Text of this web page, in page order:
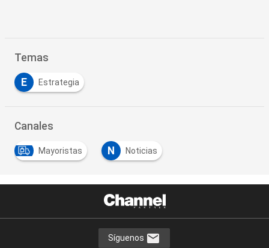
Temas
E Estrategia
Canales
Mayoristas N Noticias
Síguenos